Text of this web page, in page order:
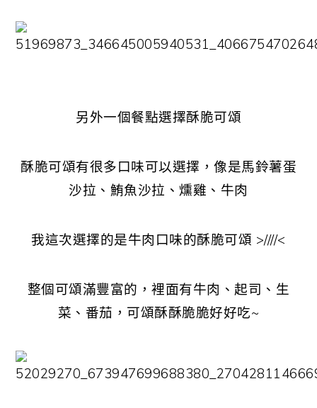
另外一個餐點選擇酥脆可頌
酥脆可頌有很多口味可以選擇，像是馬鈴薯蛋
沙拉、鮪魚沙拉、燻雞、牛肉
我這次選擇的是牛肉口味的酥脆可頌 >////<
整個可頌滿豐富的，裡面有牛肉、起司、生
菜、番茄，可頌酥酥脆脆好好吃~